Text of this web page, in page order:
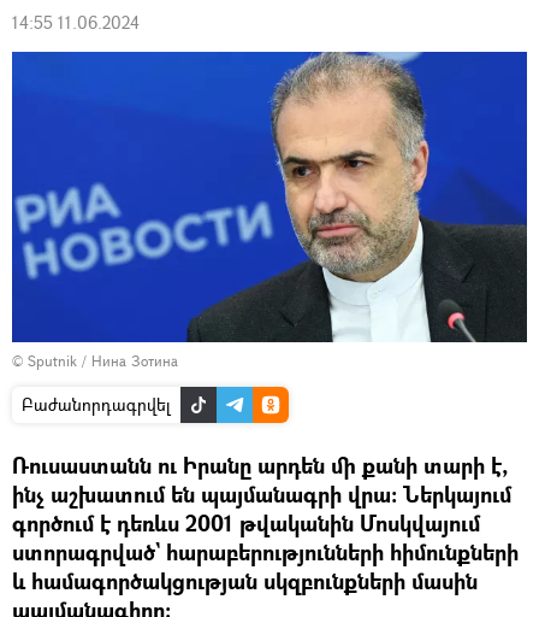
14:55 11.06.2024
© Sputnik / Нина Зотина
Բաժանորդագրվել
Ռուսաստանն ու Իրանը արդեն մի քանի տարի է,
ինչ աշխատում են պայմանագրի վրա։ Ներկայում
գործում է դեռևս 2001 թվականին Մոսկվայում
ստորագրված` հարաբերությունների հիմունքների
և համագործակցության սկզբունքների մասին
պայմանագիրը: